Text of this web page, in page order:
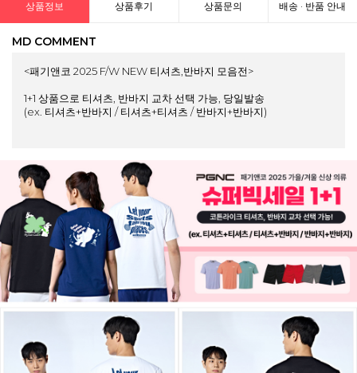
상품정보 상품후기 상품문의 배송 · 반품 안내
MD COMMENT
<패기앤코 2025 F/W NEW 티셔츠,반바지 모음전>
1+1 상품으로 티셔츠, 반바지 교차 선택 가능, 당일발송
(ex. 티셔츠+반바지 / 티셔츠+티셔츠 / 반바지+반바지)